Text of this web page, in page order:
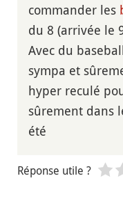
commander les
du 8 (arrivée le
Avec du
sympa et
hyper reculé
sûrement dans
été
Réponse utile ?